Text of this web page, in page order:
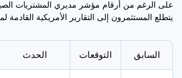
على الرغم من أرقام مؤشر مديري المشتريات
يتطلع المستثمرون إلى التقارير الأمريكية القادمة
الحدث التوقعات السابق